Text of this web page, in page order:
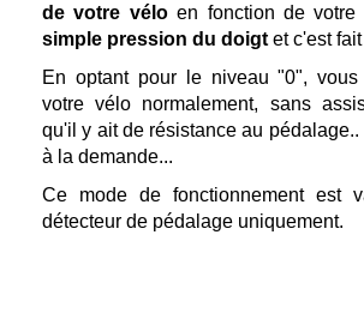
de votre véloen fonction de votre
simple pression du doigt et c'est fait
En optant pour le niveau "0", vous
votre vélo normalement, sans
qu'il y ait de résistance au
à la demande...
Ce mode de fonctionnement est
détecteur de pédalage uniquement.